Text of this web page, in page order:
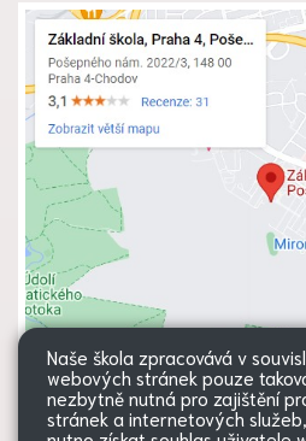
Naše škola zpracovává v
webových stránek pouze
nezbytně nutná pro zajištění
stránek a internetových